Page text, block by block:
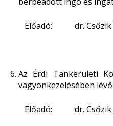
Előadó: dr. Csőzik
Az Érdi Tankerületi
vagyonkezelésében
Előadó: dr. Csőzik